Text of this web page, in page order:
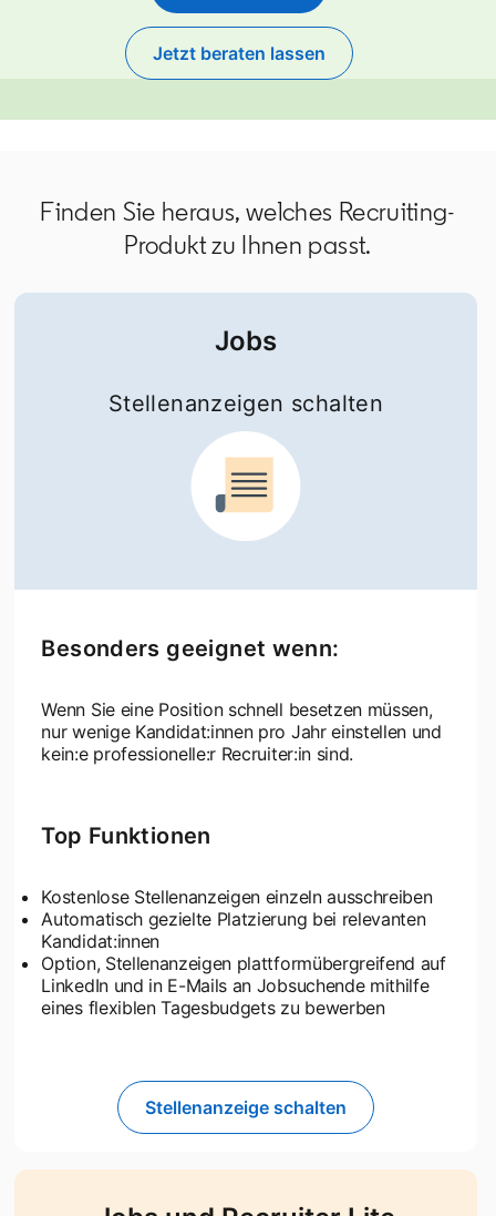
Jetzt beraten lassen
Finden Sie heraus, welches Recruiting-
Produkt zu Ihnen passt.
Jobs
Stellenanzeigen schalten
Besonders geeignet wenn:
Wenn Sie eine Position schnell besetzen müssen,
nur wenige Kandidat:innen pro Jahr einstellen und
kein:e professionelle:r Recruiter:in sind.
Top Funktionen
Kostenlose Stellenanzeigen einzeln ausschreiben
Automatisch gezielte Platzierung bei relevanten
Kandidat:innen
Option, Stellenanzeigen plattformübergreifend auf
LinkedIn und in E-Mails an Jobsuchende mithilfe
eines flexiblen Tagesbudgets zu bewerben
Stellenanzeige schalten
opens in a new tab